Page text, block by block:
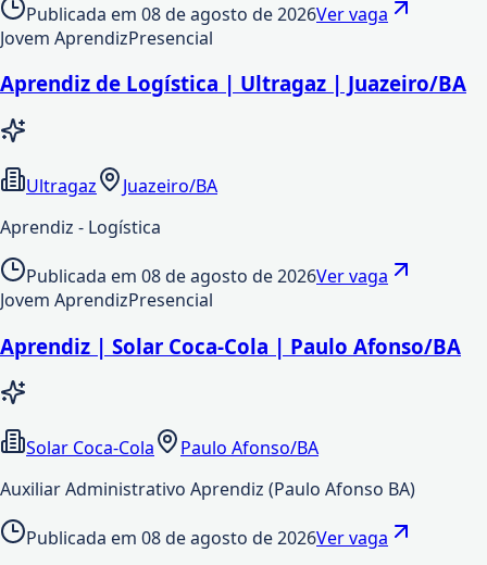
Publicada em 08 de agosto de 2026Ver vaga
Jovem AprendizPresencial
Aprendiz de Logística | Ultragaz | Juazeiro/BA
Ultragaz
Juazeiro/BA
Aprendiz - Logística
Publicada em 08 de agosto de 2026Ver vaga
Jovem AprendizPresencial
Aprendiz | Solar Coca-Cola | Paulo Afonso/BA
Solar Coca-Cola
Paulo Afonso/BA
Auxiliar Administrativo Aprendiz (Paulo Afonso BA)
Publicada em 08 de agosto de 2026Ver vaga